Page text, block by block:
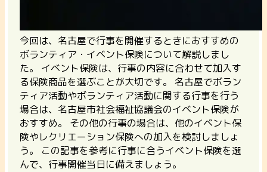
今回は、名古屋で行事を開催するときにおすすめの
ボランティア・イベント保険について解説しまし
た。 イベント保険は、行事の内容に合わせて加入す
る保険商品を選ぶことが大切です。 名古屋でボラン
ティア活動やボランティア活動に関する行事を行う
場合は、名古屋市社会福祉協議会のイベント保険が
おすすめ。
その他の行事の場合は、他のイベント保
険やレクリエーション保険への加入を検討しましょ
う。 この記事を参考に行事に合うイベント保険を選
んで、行事開催当日に備えましょう。